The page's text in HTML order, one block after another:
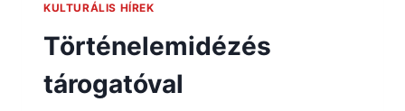
KULTURÁLIS HÍREK
Történelemidézés
tárogatóval